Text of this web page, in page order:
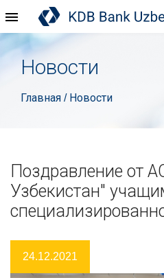
Новости
Главная / Новости
Поздравление от
Узбекистан"
24.12.2021